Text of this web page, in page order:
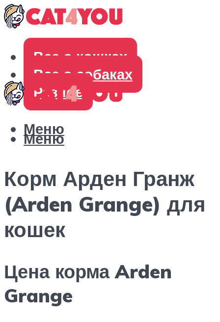
Все о кошках
Все о собаках
Разное
Меню
Меню
Корм Арден Гранж
(Arden Grange) для
кошек
Цена корма Arden
Grange